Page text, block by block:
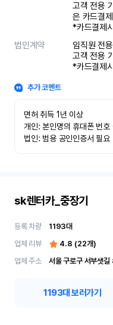
고객 전용
은 카드결
*카드결제
법인계약
임직원 전용
고객 전용
*카드결제
추가 코멘트
면허 취득 1년 이상
개인: 본인명의 휴대폰 번호
법인: 범용 공인인증서 필요
sk렌터카_중장기
등록 차량 1193대
업체 리뷰
4.8 (22개)
업체 주소
서울 구로구 서부샛
1193대 보러가기